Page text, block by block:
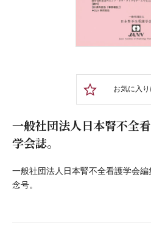
お気に入
一般社団法人日本腎不全
学会誌。
一般社団法人日本腎不全看護学会
念号。